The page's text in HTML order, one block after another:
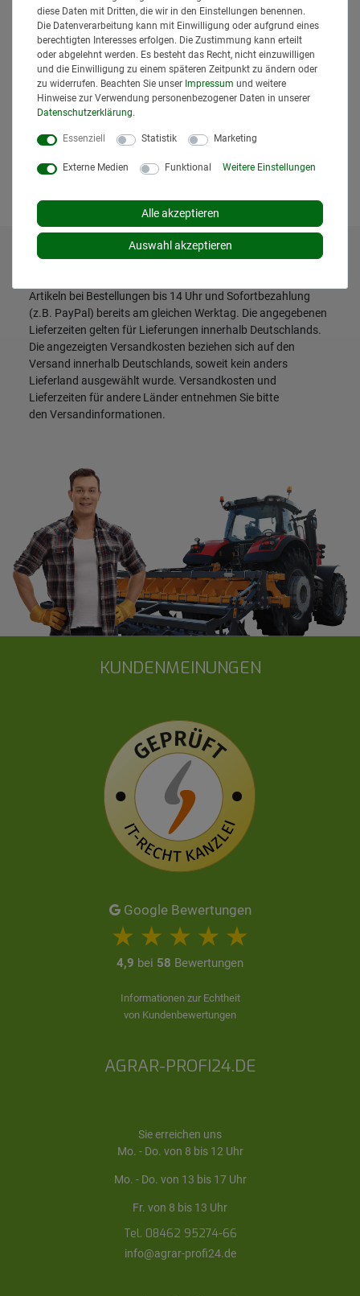
ERICH JAEGER Stecker 12 V ISO 1724 S
Ausführung 7-polig mit Verschraubung
9,95 € *
inkl. MwSt.zzgl.Versand
* Alle Preise inklusive gesetzlicher Mehrwertsteuer und
Artikeln bei Bestellungen bis 14 Uhr und Sofortbezahlung
(z.B. PayPal) bereits am gleichen Werktag. Die angegebenen
Lieferzeiten gelten für Lieferungen innerhalb Deutschlands.
Die angezeigten Versandkosten beziehen sich auf den
Versand innerhalb Deutschlands, soweit kein anders
Lieferland ausgewählt wurde. Versandkosten und
Lieferzeiten für andere Länder entnehmen Sie bitte
den Versandinformationen.
KUNDENMEINUNGEN
Google Bewertungen
4,9 bei 58 Bewertungen
Informationen zur Echtheit
von Kundenbewertungen
AGRAR-PROFI24.DE
Sie erreichen uns
Mo. - Do. von 8 bis 12 Uhr
Mo. - Do. von 13 bis 17 Uhr
Fr. von 8 bis 13 Uhr
Tel. 08462 95274-66
info@agrar-profi24.de
diese Daten mit Dritten, die wir in den Einstellungen benennen.
Die Datenverarbeitung kann mit Einwilligung oder aufgrund eines
berechtigten Interesses erfolgen. Die Zustimmung kann erteilt
oder abgelehnt werden. Es besteht das Recht, nicht einzuwilligen
und die Einwilligung zu einem späteren Zeitpunkt zu ändern oder
zu widerrufen. Beachten Sie unser Impressum und weitere
Hinweise zur Verwendung personenbezogener Daten in unserer
Daten­schutz­erklärung.
Essenziell Statistik Marketing
Externe Medien Funktional Weitere Einstellungen
Alle akzeptieren
Auswahl akzeptieren